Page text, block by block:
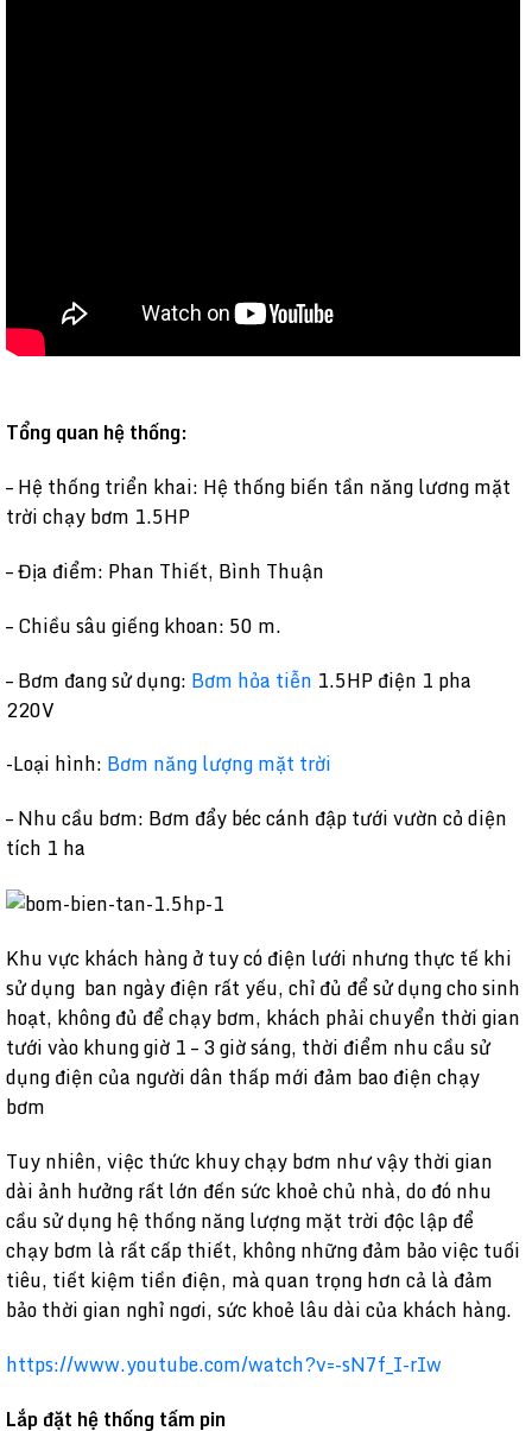
Tổng quan hệ thống:
– Hệ thống triển khai: Hệ thống biến tần năng lương mặt
trời chạy bơm 1.5HP
– Địa điểm: Phan Thiết, Bình Thuận
– Chiều sâu giếng khoan: 50 m.
– Bơm đang sử dụng: Bơm hỏa tiễn 1.5HP điện 1 pha
220V
-Loại hình: Bơm năng lượng mặt trời
– Nhu cầu bơm: Bơm đẩy béc cánh đập tưới vườn cỏ diện
tích 1 ha
Khu vực khách hàng ở tuy có điện lưới nhưng thực tế khi
sử dụng ban ngày điện rất yếu, chỉ đủ để sử dụng cho sinh
hoạt, không đủ để chạy bơm, khách phải chuyển thời gian
tưới vào khung giờ 1 – 3 giờ sáng, thời điểm nhu cầu sử
dụng điện của người dân thấp mới đảm bao điện chạy
bơm
Tuy nhiên, việc thức khuy chạy bơm như vậy thời gian
dài ảnh hưởng rất lớn đến sức khoẻ chủ nhà, do đó nhu
cầu sử dụng hệ thống năng lượng mặt trời độc lập để
chạy bơm là rất cấp thiết, không những đảm bảo việc tuối
tiêu, tiết kiệm tiền điện, mà quan trọng hơn cả là đảm
bảo thời gian nghỉ ngơi, sức khoẻ lâu dài của khách hàng.
https://www.youtube.com/watch?v=-sN7f_I-rIw
Lắp đặt hệ thống tấm pin